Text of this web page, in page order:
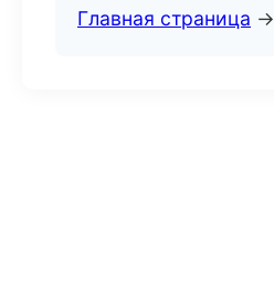
Главная страница →